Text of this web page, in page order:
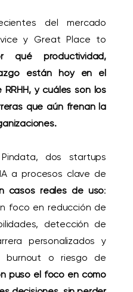
del mercado
y Great Place to
qué productividad,
están hoy en el
y cuáles son los
que aún frenan la
dos startups
a procesos clave de
casos reales de uso:
foco en reducción de
detección de
personalizados y
burnout o riesgo de
puso el foco en cómo